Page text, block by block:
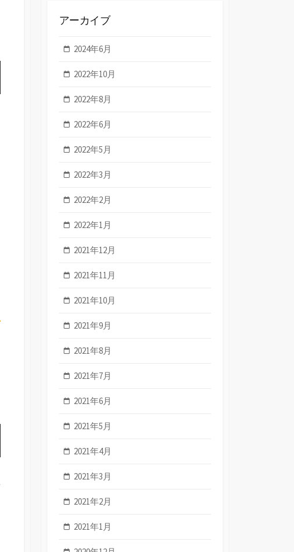
アーカイブ
2024年6月
2022年10月
2022年8月
2022年6月
2022年5月
2022年3月
2022年2月
2022年1月
2021年12月
2021年11月
2021年10月
2021年9月
2021年8月
2021年7月
2021年6月
2021年5月
2021年4月
2021年3月
2021年2月
2021年1月